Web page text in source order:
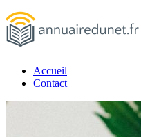
Passer
au
contenu
annuairedunet.fr
Accueil
Contact